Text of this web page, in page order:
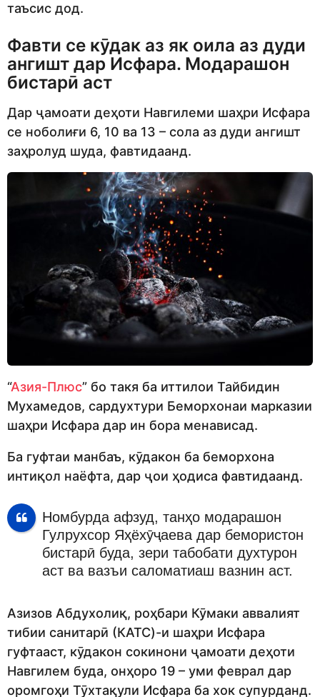
таъсис дод.
Фавти се кӯдак аз як оила аз дуди
ангишт дар Исфара. Модарашон
бистарӣ аст
Дар ҷамоати деҳоти Навгилеми шаҳри Исфара
се ноболиғи 6, 10 ва 13 – сола аз дуди ангишт
заҳролуд шуда, фавтидаанд.
“Азия-Плюс” бо такя ба иттилои Тайбидин
Мухамедов, сардухтури Беморхонаи марказии
шаҳри Исфара дар ин бора менависад.
Ба гуфтаи манбаъ, кӯдакон ба беморхона
интиқол наёфта, дар ҷои ҳодиса фавтидаанд.
Номбурда афзуд, танҳо модарашон
Гулрухсор Яҳёхӯҷаева дар бемористон
бистарӣ буда, зери табобати духтурон
аст ва вазъи саломатиаш вазнин аст.
Азизов Абдухолиқ, роҳбари Кӯмаки аввалият
тибии санитарӣ (КАТС)-и шаҳри Исфара
гуфтааст, кӯдакон сокинони ҷамоати деҳоти
Навгилем буда, онҳоро 19 – уми феврал дар
оромгоҳи Тӯхтақули Исфара ба хок супурданд.